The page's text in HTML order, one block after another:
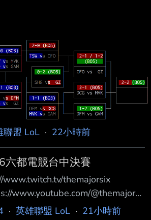
聯盟 LoL · 22小時前
六都電競台中決賽
themajorsix
www.youtube.com/@themajorsi
ZOD 賽制:BO5/全局BP 賽程
· 英雄聯盟 LoL · 21小時前